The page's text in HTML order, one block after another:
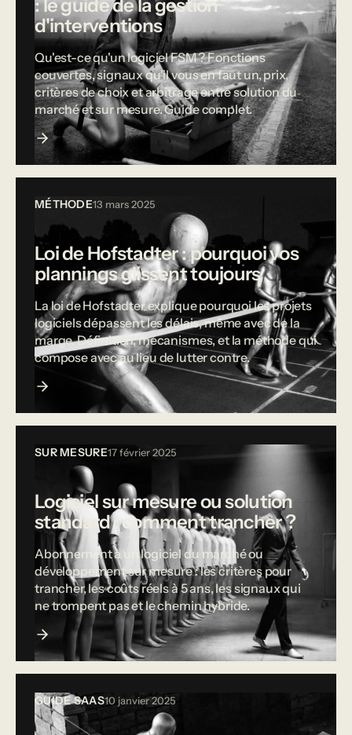
: le guide de la gestion
d'interventions
Qu'est-ce qu'un logiciel FSM ? Fonctions
couvertes, signaux qu'il vous en faut un, prix,
critères de choix et arbitrage entre solution du
marché et sur mesure. Guide complet.
MÉTHODE13 mars 2025
Loi de Hofstadter : pourquoi vos
plannings glissent toujours
La loi de Hofstadter explique pourquoi les projets
logiciels dépassent les délais, même avec de la
marge. Définition, mécanismes, et la méthode qui
compose avec au lieu de lutter contre.
SUR MESURE17 février 2025
Logiciel sur mesure ou solution
standard : comment trancher ?
Abonnement à un logiciel du marché ou
développement sur mesure : les critères pour
trancher, les coûts réels à 5 ans, les signaux qui
ne trompent pas et le chemin hybride.
GUIDE SAAS10 janvier 2025